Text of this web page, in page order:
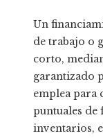
Un
de trabajo o
corto,
garantizado
emplea para
puntuales de
inventarios,